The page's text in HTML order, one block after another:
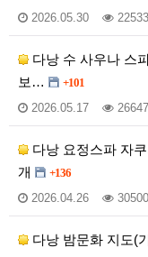
2026.05.30 22533
다낭 수 사우나 스
보…
+101
2026.05.17 26647
다낭 요정스파 자
개
+136
2026.04.26 30500
다낭 밤문화 지도(